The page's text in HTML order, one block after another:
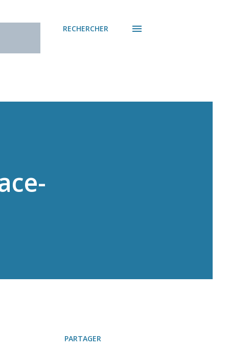
RECHERCHER
PARTAGER